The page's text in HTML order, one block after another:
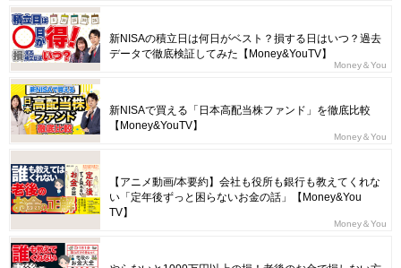
新NISAの積立日は何日がベスト？損する日はいつ？過去
データで徹底検証してみた【Money&YouTV】
Money＆You
新NISAで買える「日本高配当株ファンド」を徹底比較
【Money&YouTV】
Money＆You
【アニメ動画/本要約】会社も役所も銀行も教えてくれな
い「定年後ずっと困らないお金の話」【Money&You
TV】
Money＆You